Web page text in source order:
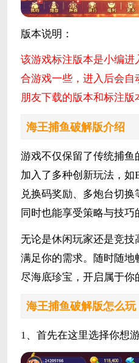
版本说明：
该游戏标注版本是小编
合游戏一些，进入后会
朋友下载的版本和标注版
海王捕鱼破解版介绍
游戏不仅保留了传统捕
加入了多种创新玩法，如
兑换码奖励、多炮台切
同时也能享受策略与技巧
无论是休闲玩家还是竞
满足你的需求。随时随
尽海底珍宝，开启属于你
海王捕鱼破解版怎么玩
1、首先在这里选择你想